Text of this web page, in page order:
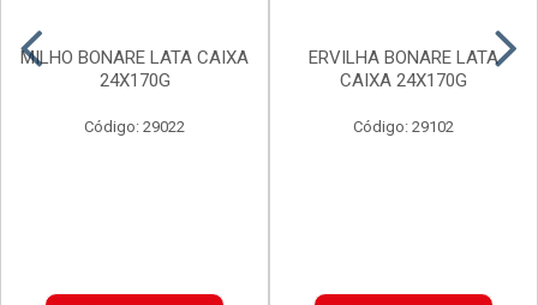
MILHO BONARE LATA CAIXA
24X170G
Código: 29022
ERVILHA BONARE LATA
CAIXA 24X170G
Código: 29102